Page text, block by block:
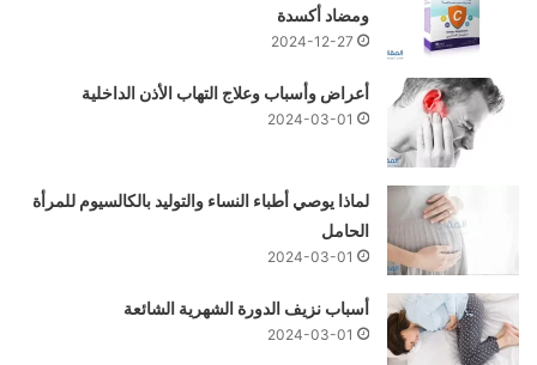
ومضاد أكسدة
2024-12-27
أعراض وأسباب وعلاج التهاب الأذن الداخلية
2024-03-01
لماذا يوصي أطباء النساء والتوليد بالكالسيوم للمرأة
الحامل
2024-03-01
أسباب نزيف الدورة الشهرية الشائعة
2024-03-01